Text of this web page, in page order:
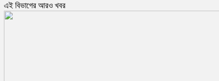
এই বিভাগের আরও খবর